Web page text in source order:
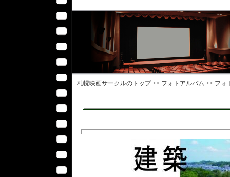
札幌映画サークルのトップ >> フォトアルバム >> フォ